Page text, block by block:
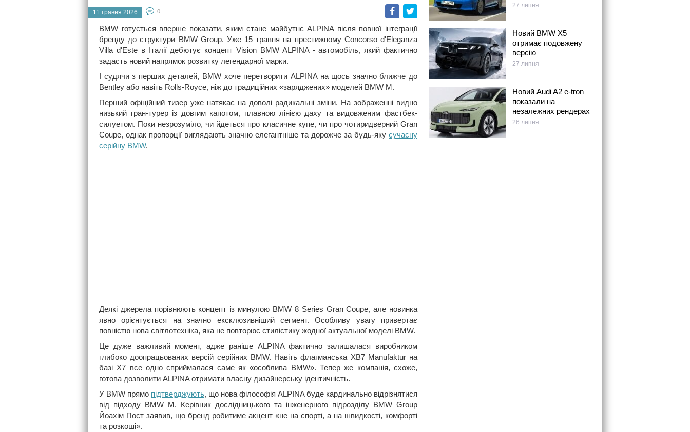
FacebookTwitter
11 травня 2026 0
BMW готується вперше показати, яким стане майбутнє ALPINA після повної інтеграції
бренду до структури BMW Group. Уже 15 травня на престижному Concorso d'Eleganza
Villa d'Este в Італії дебютує концепт Vision BMW ALPINA - автомобіль, який фактично
задасть новий напрямок розвитку легендарної марки.
І судячи з перших деталей, BMW хоче перетворити ALPINA на щось значно ближче до
Bentley або навіть Rolls-Royce, ніж до традиційних «заряджених» моделей BMW M.
Перший офіційний тизер уже натякає на доволі радикальні зміни. На зображенні видно
низький гран-турер із довгим капотом, плавною лінією даху та видовженим фастбек-
силуетом. Поки незрозуміло, чи йдеться про класичне купе, чи про чотиридверний Gran
Coupe, однак пропорції виглядають значно елегантніше та дорожче за будь-яку сучасну
серійну BMW.
Деякі джерела порівнюють концепт із минулою BMW 8 Series Gran Coupe, але новинка
явно орієнтується на значно ексклюзивніший сегмент. Особливу увагу привертає
повністю нова світлотехніка, яка не повторює стилістику жодної актуальної моделі BMW.
Це дуже важливий момент, адже раніше ALPINA фактично залишалася виробником
глибоко доопрацьованих версій серійних BMW. Навіть флагманська XB7 Manufaktur на
базі X7 все одно сприймалася саме як «особлива BMW». Тепер же компанія, схоже,
готова дозволити ALPINA отримати власну дизайнерську ідентичність.
У BMW прямо підтверджують, що нова філософія ALPINA буде кардинально відрізнятися
від підходу BMW M. Керівник дослідницького та інженерного підрозділу BMW Group
Йоахім Пост заявив, що бренд робитиме акцент «не на спорті, а на швидкості, комфорті
та розкоші».
27 липня
Новий BMW X5
отримає подовжену
версію
27 липня
Новий Audi A2 e-tron
показали на
незалежних рендерах
26 липня